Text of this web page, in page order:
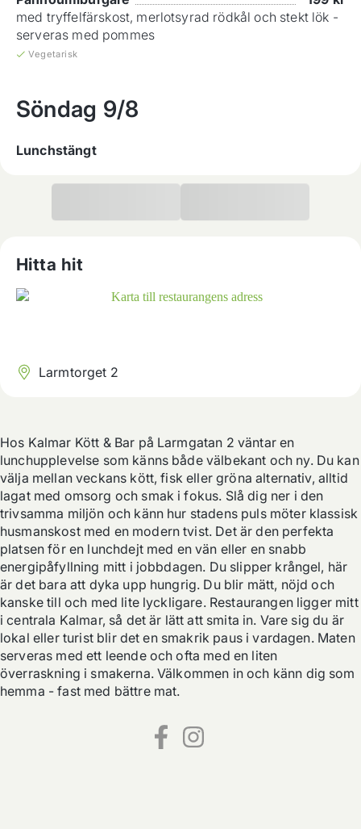
med tryffelfärskost, merlotsyrad rödkål och stekt lök -
serveras med pommes
Vegetarisk
Söndag 9/8
Lunchstängt
Hitta hit
Larmtorget 2
Hos Kalmar Kött & Bar på Larmgatan 2 väntar en
lunchupplevelse som känns både välbekant och ny. Du kan
välja mellan veckans kött, fisk eller gröna alternativ, alltid
lagat med omsorg och smak i fokus. Slå dig ner i den
trivsamma miljön och känn hur stadens puls möter klassisk
husmanskost med en modern tvist. Det är den perfekta
platsen för en lunchdejt med en vän eller en snabb
energipåfyllning mitt i jobbdagen. Du slipper krångel, här
är det bara att dyka upp hungrig. Du blir mätt, nöjd och
kanske till och med lite lyckligare. Restaurangen ligger mitt
i centrala Kalmar, så det är lätt att smita in. Vare sig du är
lokal eller turist blir det en smakrik paus i vardagen. Maten
serveras med ett leende och ofta med en liten
överraskning i smakerna. Välkommen in och känn dig som
hemma - fast med bättre mat.